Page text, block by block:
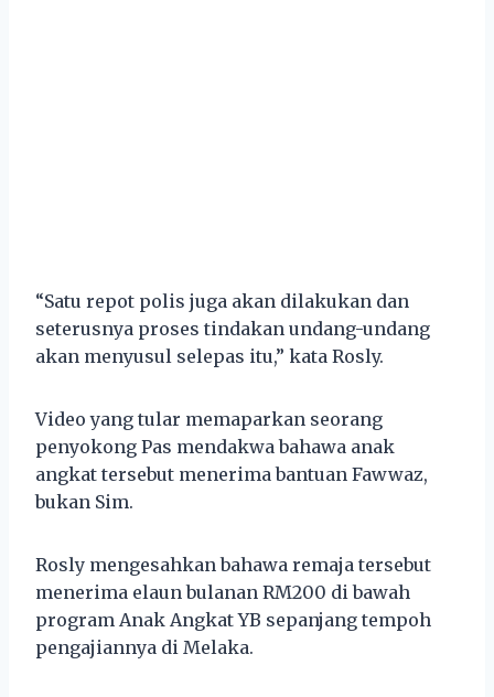
“Satu repot polis juga akan dilakukan dan
seterusnya proses tindakan undang-undang
akan menyusul selepas itu,” kata Rosly.
Video yang tular memaparkan seorang
penyokong Pas mendakwa bahawa anak
angkat tersebut menerima bantuan Fawwaz,
bukan Sim.
Rosly mengesahkan bahawa remaja tersebut
menerima elaun bulanan RM200 di bawah
program Anak Angkat YB sepanjang tempoh
pengajiannya di Melaka.